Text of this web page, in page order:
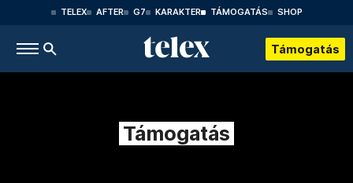
TELEX AFTER G7 KARAKTER TÁMOGATÁS SHOP
Támogatás
Támogatás